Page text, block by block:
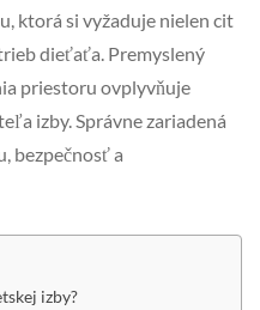
ktorá si vyžaduje nielen cit
dieťaťa. Premyslený
priestoru ovplyvňuje
izby. Správne zariadená
bezpečnosť a
izby?